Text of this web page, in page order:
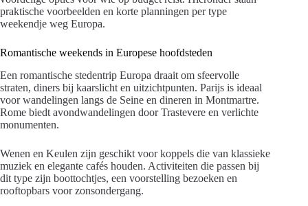
praktische voorbeelden en korte planningen per type
weekendje weg Europa.
Romantische weekends in Europese hoofdsteden
Een romantische stedentrip Europa draait om sfeervolle
straten, diners bij kaarslicht en uitzichtpunten. Parijs is ideaal
voor wandelingen langs de Seine en dineren in Montmartre.
Rome biedt avondwandelingen door Trastevere en verlichte
monumenten.
Wenen en Keulen zijn geschikt voor koppels die van klassieke
muziek en elegante cafés houden. Activiteiten die passen bij
dit type zijn boottochtjes, een voorstelling bezoeken en
rooftopbars voor zonsondergang.